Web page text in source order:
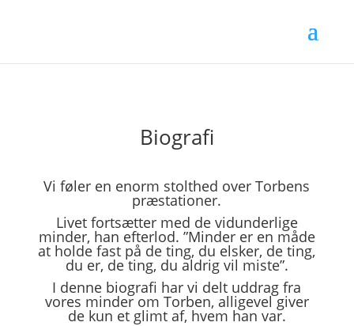
Biografi
Vi føler en enorm stolthed over Torbens
præstationer.
Livet fortsætter med de vidunderlige
minder, han efterlod. ”Minder er en måde
at holde fast på de ting, du elsker, de ting,
du er, de ting, du aldrig vil miste”.
I denne biografi har vi delt uddrag fra
vores minder om Torben, alligevel giver
de kun et glimt af, hvem han var.